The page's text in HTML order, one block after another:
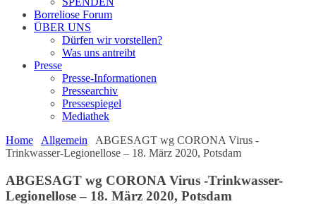
Borreliose Forum
ÜBER UNS
Dürfen wir vorstellen?
Was uns antreibt
Presse
Presse-Informationen
Pressearchiv
Pressespiegel
Mediathek
Home
Allgemein
ABGESAGT wg CORONA Virus -
Trinkwasser-Legionellose – 18. März 2020, Potsdam
ABGESAGT wg CORONA Virus -Trinkwasser-
Legionellose – 18. März 2020, Potsdam